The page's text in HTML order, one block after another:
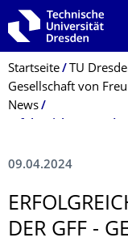
Zur Hauptnavigation
Zur Suche springen
Zum Inhalt springen
Breadcrumb-Menü
Startseite TU
Gesellschaft von
News
09.04.2024
DER GFF -